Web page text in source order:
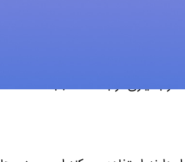
بسیاری از بانک ها (ثبت